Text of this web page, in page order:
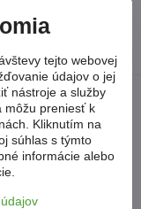
tejto webovej
údajov o jej
nástroje a služby
môžu preniesť k
Kliknutím na
súhlas s týmto
informácie alebo